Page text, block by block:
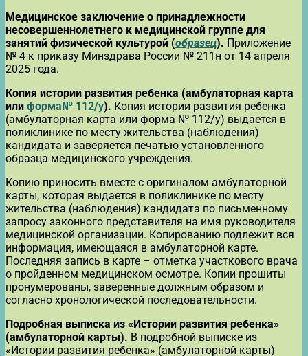
Медицинское заключение о принадлежности
несовершеннолетнего к медицинской группе для
занятий физической культурой (образец). Приложение
№ 4 к приказу Минздрава России № 211н от 14 апреля
2025 года.
Копия истории развития ребенка (амбулаторная карта
или форма№ 112/у). Копия истории развития ребенка
(амбулаторная карта или форма № 112/у) выдается в
поликлинике по месту жительства (наблюдения)
кандидата и заверяется печатью установленного
образца медицинского учреждения.
Копию приносить вместе с оригиналом амбулаторной
карты, которая выдается в поликлинике по месту
жительства (наблюдения) кандидата по письменному
запросу законного представителя на имя руководителя
медицинской организации. Копированию подлежит вся
информация, имеющаяся в амбулаторной карте.
Последняя запись в карте – отметка участкового врача
о пройденном медицинском осмотре. Копии прошиты
пронумерованы, заверенные должным образом и
согласно хронологической последовательности.
Подробная выписка из «Истории развития ребенка»
(амбулаторной карты). В подробной выписке из
«Истории развития ребенка» (амбулаторной карты)